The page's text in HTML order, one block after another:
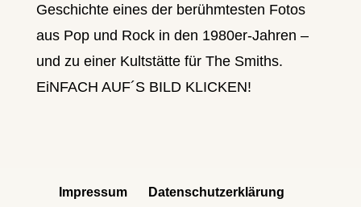
Geschichte eines der berühmtesten Fotos
aus Pop und Rock in den 1980er-Jahren –
und zu einer Kultstätte für The Smiths.
EiNFACH AUF´S BILD KLICKEN!
Impressum Datenschutzerklärung